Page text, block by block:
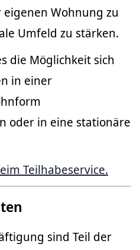
Wohnung zu
Umfeld zu stärken.
die Möglichkeit sich
in einer
oder in eine stationäre
Teilhabeservice.
sind Teil der